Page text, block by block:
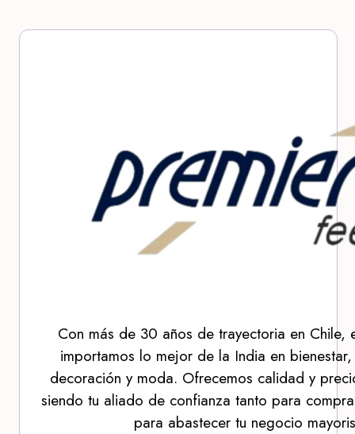
Con más de 30 años de trayectoria en Chile,
importamos lo mejor de la India en
decoración y moda. Ofrecemos calidad y
siendo tu aliado de confianza tanto para
para abastecer tu negocio